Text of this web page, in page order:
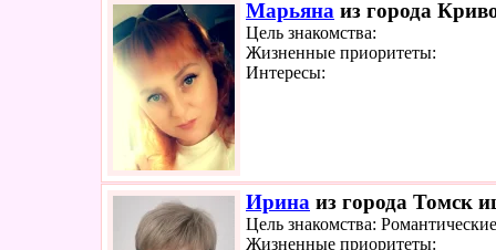
Марьяна из города
Цель знакомства:
Жизненные приоритеты:
Интересы:
Ирина из города Томск
Цель знакомства:
Жизненные приоритеты: